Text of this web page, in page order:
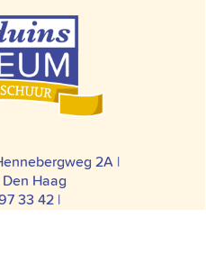
2A |
Haag
33 42 |